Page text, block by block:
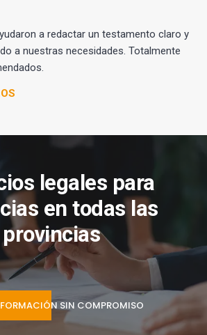
a redactar un testamento claro y
a nuestras necesidades. Totalmente
legales para
en todas las
provincias
SIN COMPROMISO